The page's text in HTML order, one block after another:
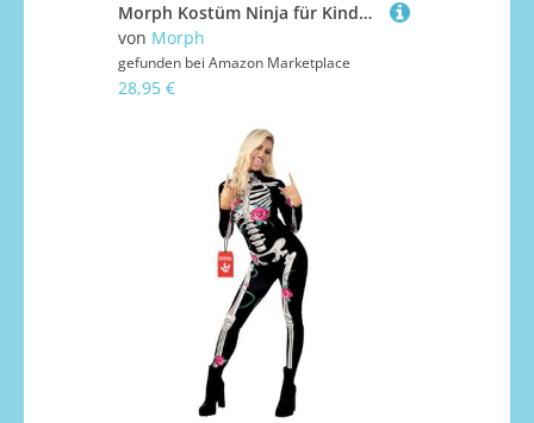
Morph Kostüm Ninja für Kinder, Perfekt für Karneval und Fasching, Jungen Ninja Verkleidung, 7-9 Jahre
von Morph
gefunden bei Amazon Marketplace
28,95 €